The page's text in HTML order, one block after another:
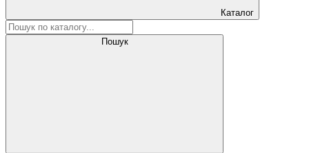
Каталог
Пошук